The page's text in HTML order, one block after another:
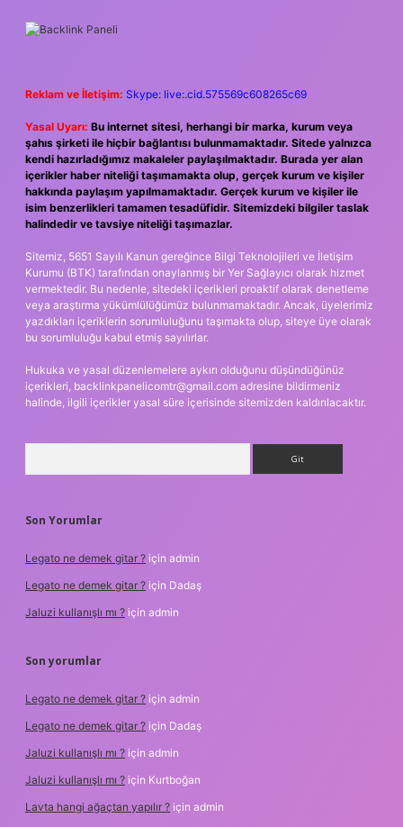
Reklam ve İletişim: Skype: live:.cid.575569c608265c69
Yasal Uyarı: Bu internet sitesi, herhangi bir marka, kurum veya
şahıs şirketi ile hiçbir bağlantısı bulunmamaktadır. Sitede yalnızca
kendi hazırladığımız makaleler paylaşılmaktadır. Burada yer alan
içerikler haber niteliği taşımamakta olup, gerçek kurum ve kişiler
hakkında paylaşım yapılmamaktadır. Gerçek kurum ve kişiler ile
isim benzerlikleri tamamen tesadüfidir. Sitemizdeki bilgiler taslak
halindedir ve tavsiye niteliği taşımazlar.
Sitemiz, 5651 Sayılı Kanun gereğince Bilgi Teknolojileri ve İletişim
Kurumu (BTK) tarafından onaylanmış bir Yer Sağlayıcı olarak hizmet
vermektedir. Bu nedenle, sitedeki içerikleri proaktif olarak denetleme
veya araştırma yükümlülüğümüz bulunmamaktadır. Ancak, üyelerimiz
yazdıkları içeriklerin sorumluluğunu taşımakta olup, siteye üye olarak
bu sorumluluğu kabul etmiş sayılırlar.
Hukuka ve yasal düzenlemelere aykırı olduğunu düşündüğünüz
içerikleri, backlinkpanelicomtr@gmail.com adresine bildirmeniz
halinde, ilgili içerikler yasal süre içerisinde sitemizden kaldırılacaktır.
Son Yorumlar
Legato ne demek gitar ? için admin
Legato ne demek gitar ? için Dadaş
Jaluzi kullanışlı mı ? için admin
Son yorumlar
Legato ne demek gitar ? için admin
Legato ne demek gitar ? için Dadaş
Jaluzi kullanışlı mı ? için admin
Jaluzi kullanışlı mı ? için Kurtboğan
Lavta hangi ağaçtan yapılır ? için admin